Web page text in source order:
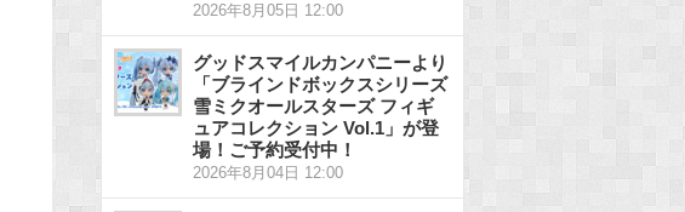
2026年8月05日 12:00
グッドスマイルカンパニーより
「ブラインドボックスシリーズ
雪ミクオールスターズ フィギ
ュアコレクション Vol.1」が登
場！ご予約受付中！
2026年8月04日 12:00